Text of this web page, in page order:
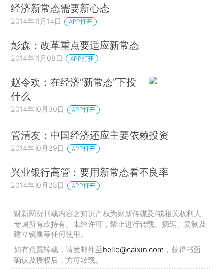
经济新常态需要新心态
2014年11月14日 APP打开
彭森：改革重点要适应新常态
2014年11月08日 APP打开
赵令欢：在经济“新常态”下投
什么
2014年10月30日 APP打开
管清友：中国经济还应主要依赖投资
2014年10月29日 APP打开
兴业银行高管：要用新常态看不良率
2014年10月28日 APP打开
财新网所刊载内容之知识产权为财新传媒及/或相关权利人
专属所有或持有。未经许可，禁止进行转载、摘编、复制及
建立镜像等任何使用。
如有意愿转载，请发邮件至hello@caixin.com ，获得书面
确认及授权后，方可转载。